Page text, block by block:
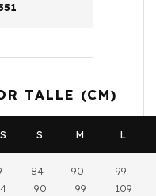
TALLE (CM)
S M L
84–
90
90–
99
99–
109